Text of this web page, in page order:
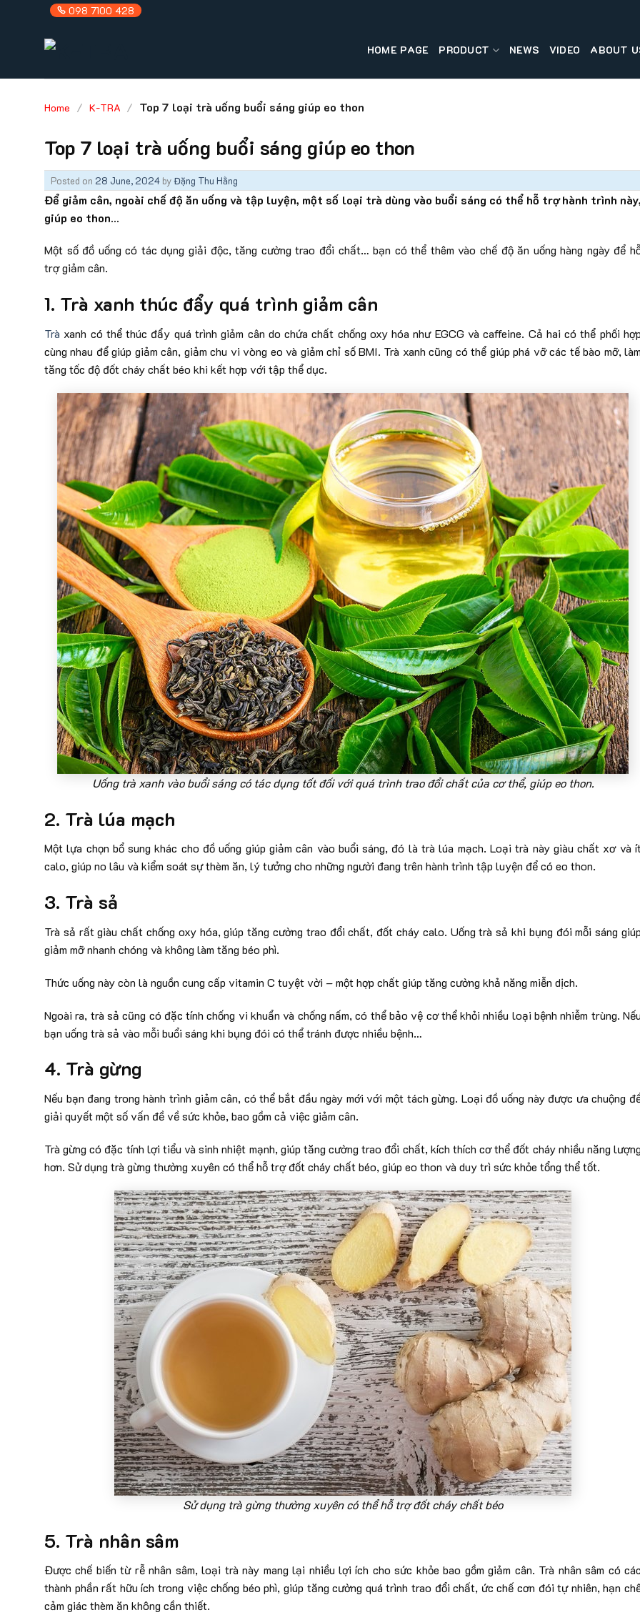
098 7100 428
HOME PAGE PRODUCT NEWS VIDEO ABOUT
Home / K-TRA / Top 7 loại trà uống buổi sáng giúp eo thon
Top 7 loại trà uống buổi sáng giúp eo thon
Posted on 28 June, 2024 byĐặng Thu Hằng
Để giảm cân, ngoài chế độ ăn uống và tập luyện, một số loại trà dùng vào buổi sáng có thể hỗ trợ hành trình
giúp eo thon…
Một số đồ uống có tác dụng giải độc, tăng cường trao đổi chất… bạn có thể thêm vào chế độ ăn uống hàng ngày để
trợ giảm cân.
1. Trà xanh thúc đẩy quá trình giảm cân
Trà xanh có thể thúc đẩy quá trình giảm cân do chứa chất chống oxy hóa như EGCG và caffeine. Cả hai có thể phối
cùng nhau để giúp giảm cân, giảm chu vi vòng eo và giảm chỉ số BMI. Trà xanh cũng có thể giúp phá vỡ các tế bào mỡ,
tăng tốc độ đốt cháy chất béo khi kết hợp với tập thể dục.
Uống trà xanh vào buổi sáng có tác dụng tốt đối với quá trình trao đổi chất của cơ thể, giúp eo thon.
2. Trà lúa mạch
Một lựa chọn bổ sung khác cho đồ uống giúp giảm cân vào buổi sáng, đó là trà lúa mạch. Loại trà này giàu chất xơ và
calo, giúp no lâu và kiểm soát sự thèm ăn, lý tưởng cho những người đang trên hành trình tập luyện để có eo thon.
3. Trà sả
Trà sả rất giàu chất chống oxy hóa, giúp tăng cường trao đổi chất, đốt cháy calo. Uống trà sả khi bụng đói mỗi sáng
giảm mỡ nhanh chóng và không làm tăng béo phì.
Thức uống này còn là nguồn cung cấp vitamin C tuyệt vời – một hợp chất giúp tăng cường khả năng miễn dịch.
Ngoài ra, trà sả cũng có đặc tính chống vi khuẩn và chống nấm, có thể bảo vệ cơ thể khỏi nhiều loại bệnh nhiễm trùng.
bạn uống trà sả vào mỗi buổi sáng khi bụng đói có thể tránh được nhiều bệnh…
4. Trà gừng
Nếu bạn đang trong hành trình giảm cân, có thể bắt đầu ngày mới với một tách gừng. Loại đồ uống này được ưa chuộng
giải quyết một số vấn đề về sức khỏe, bao gồm cả việc giảm cân.
Trà gừng có đặc tính lợi tiểu và sinh nhiệt mạnh, giúp tăng cường trao đổi chất, kích thích cơ thể đốt cháy nhiều năng
hơn. Sử dụng trà gừng thường xuyên có thể hỗ trợ đốt cháy chất béo, giúp eo thon và duy trì sức khỏe tổng thể tốt.
Sử dụng trà gừng thường xuyên có thể hỗ trợ đốt cháy chất béo
5. Trà nhân sâm
Được chế biến từ rễ nhân sâm, loại trà này mang lại nhiều lợi ích cho sức khỏe bao gồm giảm cân. Trà nhân sâm có
thành phần rất hữu ích trong việc chống béo phì, giúp tăng cường quá trình trao đổi chất, ức chế cơn đói tự nhiên, hạn
cảm giác thèm ăn không cần thiết.